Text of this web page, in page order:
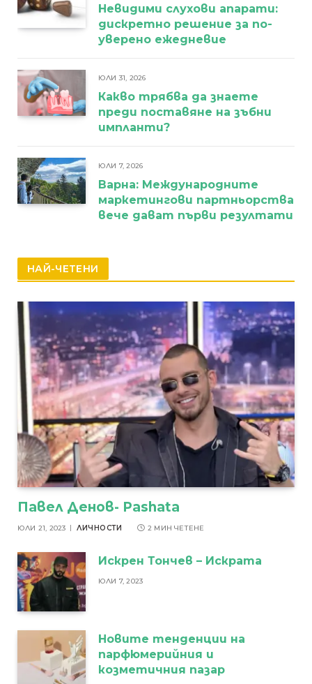
Невидими слухови апарати:
дискретно решение за по-
уверено ежедневие
ЮЛИ 31, 2026
Какво трябва да знаете
преди поставяне на зъбни
импланти?
ЮЛИ 7, 2026
Варна: Международните
маркетингови партньорства
вече дават първи резултати
НАЙ-ЧЕТЕНИ
Павел Денов- Pashata
ЮЛИ 21, 2023 ЛИЧНОСТИ 2 МИН ЧЕТЕНЕ
Искрен Тончев – Искрата
ЮЛИ 7, 2023
Новите тенденции на
парфюмерийния и
козметичния пазар